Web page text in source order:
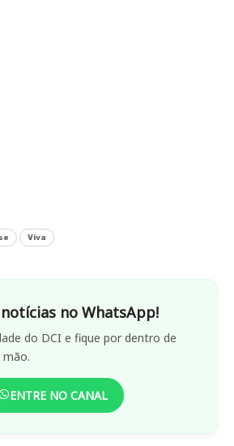
Viva
notícias no WhatsApp!
do DCI e fique por dentro de
ENTRE NO CANAL